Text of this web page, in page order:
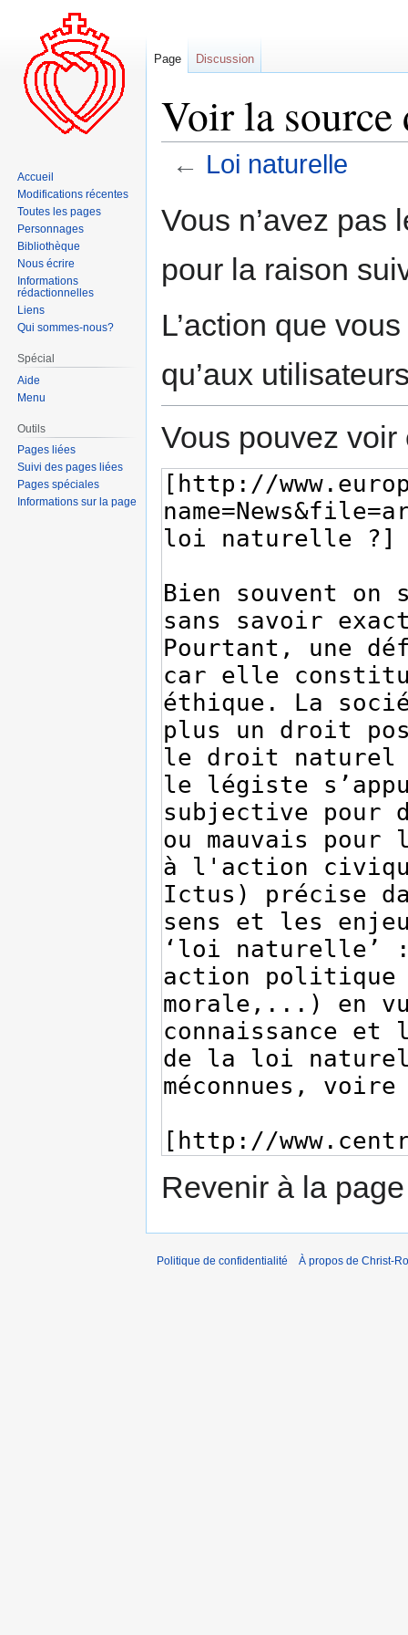
Voir la
← Loi naturelle
à
navigation
à
recherche
Vous n’avez pas
pour la raison
L’action que
qu’aux
Vous pouvez
Revenir à la
Page Discussion
Accueil
Modifications récentes
Toutes les pages
Personnages
Bibliothèque
Nous écrire
Informations
rédactionnelles
Liens
Qui sommes-nous?
Spécial
Aide
Menu
Outils
Pages liées
Suivi des pages liées
Pages spéciales
Informations sur la page
Politique de confidentialité À propos de Christ-